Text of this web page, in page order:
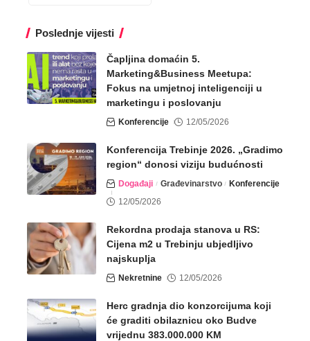
Poslednje vijesti
Čapljina domaćin 5.
Marketing&Business Meetupa:
Fokus na umjetnoj inteligenciji u
marketingu i poslovanju
Konferencije 12/05/2026
Konferencija Trebinje 2026. „Gradimo
region“ donosi viziju budućnosti
Događaji Građevinarstvo
Konferencije
12/05/2026
Rekordna prodaja stanova u RS:
Cijena m2 u Trebinju ubjedljivo
najskuplja
Nekretnine 12/05/2026
Herc gradnja dio konzorcijuma koji
će graditi obilaznicu oko Budve
vrijednu 383.000.000 KM